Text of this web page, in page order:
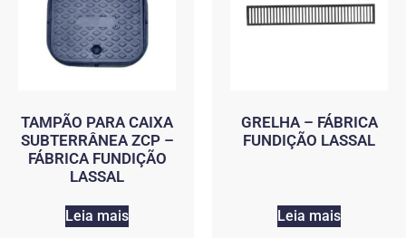
TAMPÃO PARA CAIXA
SUBTERRÂNEA ZCP –
FÁBRICA FUNDIÇÃO
LASSAL
Leia mais
GRELHA – FÁBRICA
FUNDIÇÃO LASSAL
Leia mais